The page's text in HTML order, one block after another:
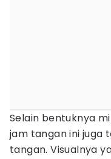
Selain bentuknya
jam tangan ini juga
tangan. Visualnya